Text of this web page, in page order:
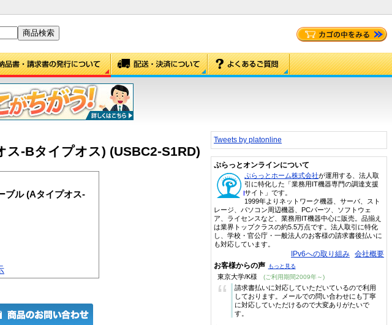
ス-Bタイプオス) (USBC2-S1RD)
ブル (Aタイプオス-
Tweets by platonline
ぷらっとオンラインについて
ぷらっとホーム株式会社が運用する、法人取
引に特化した「業務用IT機器専門の調達支援
サイト」です。
1999年よりネットワーク機器、サーバ、スト
レージ、パソコン周辺機器、PCパーツ、ソフトウェ
ア、ライセンスなど、業務用IT機器中心に販売。品揃え
は業界トップクラスの約5.5万点です。法人取引に特化
し、学校・官公庁・一般法人のお客様の請求書後払いに
も対応しています。
IPv6への取り組み 会社概要
お客様からの声 もっと見る
東京大学/K様 (ご利用期間2009年～)
“
請求書払いに対応していただいているので利用
しております。メールでの問い合わせにも丁寧
に対応していただけるので大変ありがたいで
す。